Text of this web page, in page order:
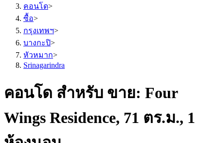
คอนโด>
ซื้อ>
กรุงเทพฯ>
บางกะปิ>
หัวหมาก>
Srinagarindra
คอนโด สำหรับ ขาย: Four
Wings Residence, 71 ตร.ม., 1